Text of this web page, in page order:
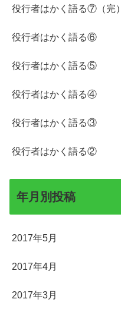
役行者はかく語る⑦（完）
役行者はかく語る⑥
役行者はかく語る⑤
役行者はかく語る④
役行者はかく語る③
役行者はかく語る②
年月別投稿
2017年5月
2017年4月
2017年3月